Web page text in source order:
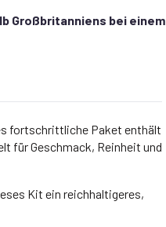
Großbritanniens bei einem
fortschrittliche Paket enthält
für Geschmack, Reinheit und
Kit ein reichhaltigeres,